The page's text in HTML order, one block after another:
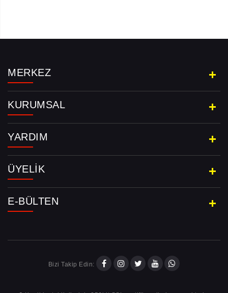
MERKEZ
KURUMSAL
YARDIM
ÜYELIK
E-BÜLTEN
Bizi Takip Edin: